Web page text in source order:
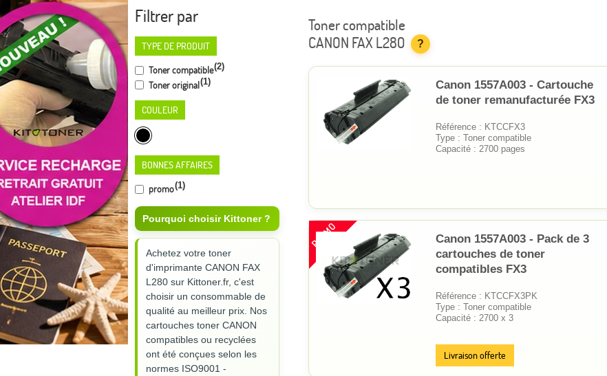
Filtrer par
TYPE DE PRODUIT
Toner compatible(2)
Toner original(1)
COULEUR
BONNES AFFAIRES
promo(1)
Pourquoi choisir Kittoner ?
Achetez votre toner
d'imprimante CANON FAX
L280 sur Kittoner.fr, c'est
choisir un consommable de
qualité au meilleur prix. Nos
cartouches toner CANON
compatibles ou recyclées
ont été conçues selon les
normes ISO9001 -
Toner compatible
CANON FAX L280
?
Canon 1557A003 - Cartouche
de toner remanufacturée FX3
Référence : KTCCFX3
Type : Toner compatible
Capacité : 2700 pages
PROMO
Canon 1557A003 - Pack de 3
cartouches de toner
compatibles FX3
Référence : KTCCFX3PK
Type : Toner compatible
Capacité : 2700 x 3
Livraison offerte